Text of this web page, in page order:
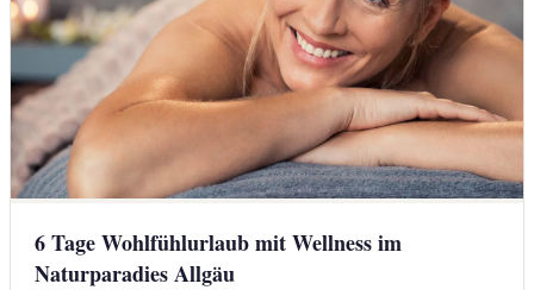
6 Tage Wohlfühlurlaub mit Wellness im
Naturparadies Allgäu